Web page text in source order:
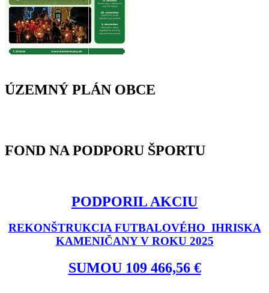
ÚZEMNÝ PLÁN OBCE
FOND NA PODPORU ŠPORTU
PODPORIL AKCIU
REKONŠTRUKCIA FUTBALOVÉHO IHRISKA
KAMENIČANY V ROKU 2025
SUMOU 109 466,56 €